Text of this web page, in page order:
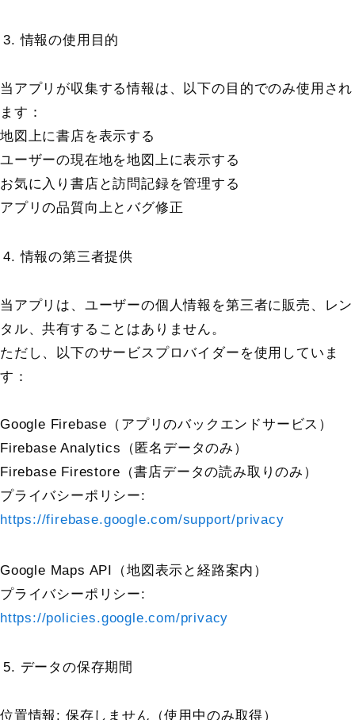
情報の使用目的
当アプリが収集する情報は、以下の目的でのみ使用され
ます：
地図上に書店を表示する
ユーザーの現在地を地図上に表示する
お気に入り書店と訪問記録を管理する
アプリの品質向上とバグ修正
情報の第三者提供
当アプリは、ユーザーの個人情報を第三者に販売、レン
タル、共有することはありません。
ただし、以下のサービスプロバイダーを使用していま
す：
Google Firebase（アプリのバックエンドサービス）
Firebase Analytics（匿名データのみ）
Firebase Firestore（書店データの読み取りのみ）
プライバシーポリシー:
https://firebase.google.com/support/privacy
Google Maps API（地図表示と経路案内）
プライバシーポリシー:
https://policies.google.com/privacy
データの保存期間
位置情報: 保存しません（使用中のみ取得）